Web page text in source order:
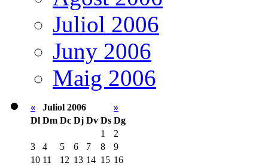
Juliol 2006
Juny 2006
Maig 2006
« Juliol 2006
»
Dl Dm Dc Dj Dv Ds Dg
1
2
3
4 5 6 7 8
9
10 11 12 13 14 15 16